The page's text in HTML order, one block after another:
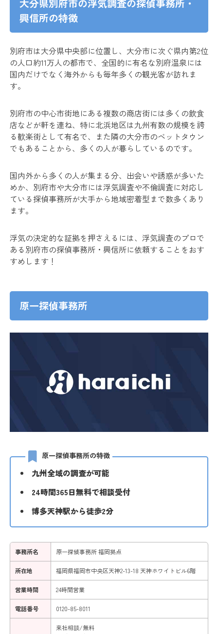
大分県別府市の浮気調査の探偵事務所・
興信所の特徴
別府市は大分県中央部に位置し、大分市に次ぐ県内第2位
の人口約11万人の都市で、全国的に有名な別府温泉には
国内だけでなく海外からも毎年多くの観光客が訪れま
す。
別府市の中心市街地にある複数の商店街には多くの飲食
店などが軒を連ね、特に北浜地区は九州有数の規模を誇
る歓楽街として有名で、また隣の大分市のベットタウン
でもあることから、多くの人が暮らしているのです。
国内外から多くの人が集まる分、出会いや誘惑が多いた
めか、別府市や大分市には浮気調査や不倫調査に対応し
ている探偵事務所が大手から地域密着型まで数多くあり
ます。
浮気の決定的な証拠を押さえるには、浮気調査のプロで
ある別府市の探偵事務所・興信所に依頼することをおす
すめします！
原一探偵事務所
原一探偵事務所の特徴
九州全域の調査が可能
24時間365日無料で相談受付
博多天神駅から徒歩2分
事務所名 原一探偵事務所 福岡拠点
所在地 福岡県福岡市中央区天神2-13-18 天神ホワイトビル6階
営業時間 24時間営業
電話番号 0120-85-8011
来社相談/無料